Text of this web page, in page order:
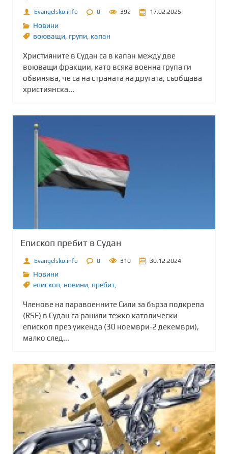
Evangelsko.info 0 392 17.02.2025
Новини
воюващи групи капан
Християните в Судан са в капан между две
воюващи фракции, като всяка военна група ги
обвинява, че са на страната на другата, съобщава
християнска...
Епископ пребит в Судан
Evangelsko.info 0 310 30.12.2024
Новини
епископ, новини, пребит,
Членове на паравоенните Сили за бърза подкрепа
(RSF) в Судан са ранили тежко католически
епископ през уикенда (30 ноември-2 декември),
малко след...